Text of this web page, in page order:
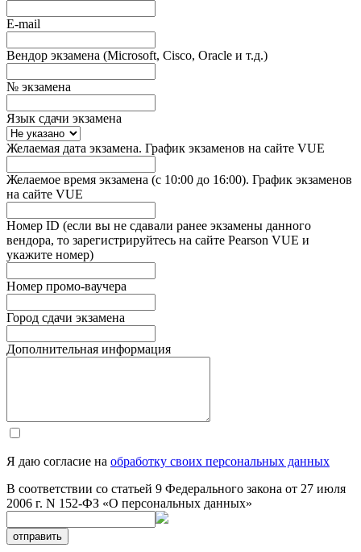
E-mail
Вендор экзамена (Microsoft, Cisco, Oracle и т.д.)
№ экзамена
Язык сдачи экзамена
Желаемая дата экзамена. График экзаменов на сайте VUE
Желаемое время экзамена (с 10:00 до 16:00). График экзаменов
на сайте VUE
Номер ID (если вы не сдавали ранее экзамены данного
вендора, то зарегистрируйтесь на сайте Pearson VUE и
укажите номер)
Номер промо-ваучера
Город сдачи экзамена
Дополнительная информация
Я даю согласие на обработку своих персональных данных
В соответствии со статьей 9 Федерального закона от 27 июля
2006 г. N 152-ФЗ «О персональных данных»
отправить